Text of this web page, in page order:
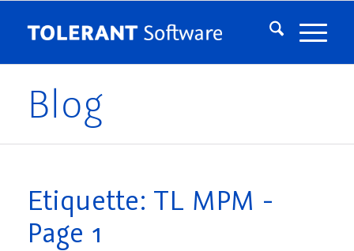
Blog
Etiquette: TL MPM -
Page 1